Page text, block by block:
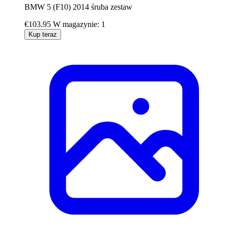
BMW 5 (F10) 2014 śruba zestaw
€103.95 W magazynie: 1
Kup teraz